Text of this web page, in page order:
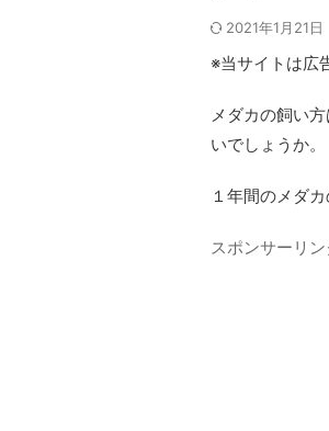
2021年1月21日
※当サイトは広
メダカの飼い
いでしょうか。
１年間のメダ
スポンサーリン